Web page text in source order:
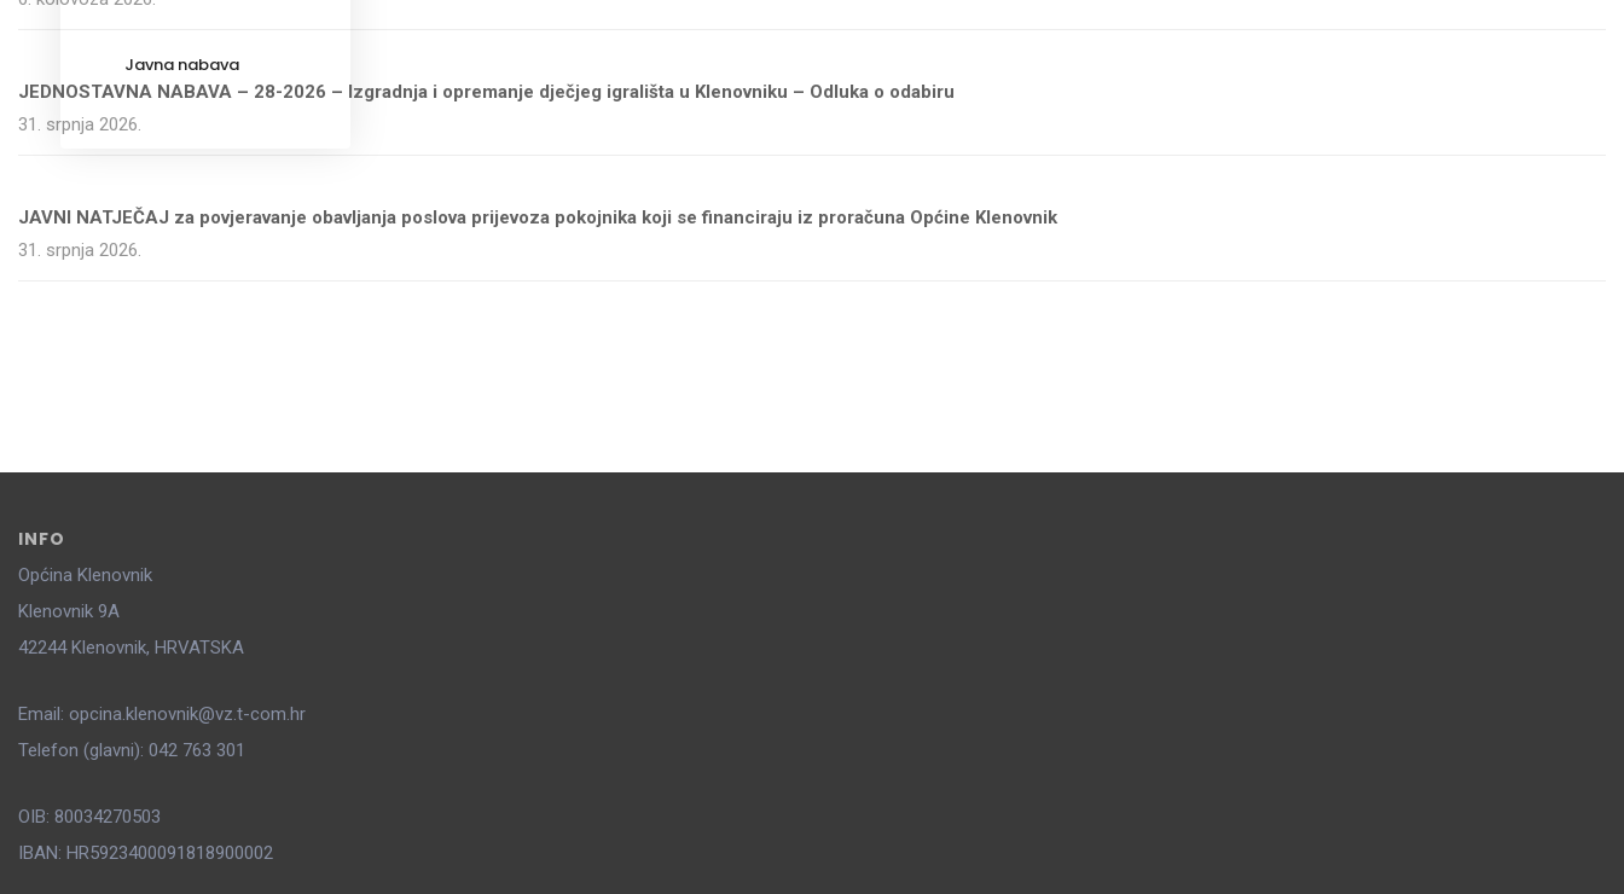
Javna nabava
JEDNOSTAVNA NABAVA – 28-2026 – Izgradnja i opremanje dječjeg igrališta u Klenovniku – Odluka o odabiru
31. srpnja 2026.
JAVNI NATJEČAJ za povjeravanje obavljanja poslova prijevoza pokojnika koji se financiraju iz proračuna Općine Klenovnik
31. srpnja 2026.
INFO
Općina Klenovnik
Klenovnik 9A
42244 Klenovnik, HRVATSKA
Email: opcina.klenovnik@vz.t-com.hr
Telefon (glavni): 042 763 301
OIB: 80034270503
IBAN: HR5923400091818900002